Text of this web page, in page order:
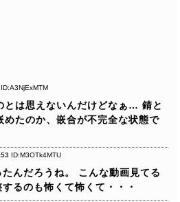
ID:A3NjExMTM
とは思えないんだけどなぁ… 錆と
めたのか、嵌合が不完全な状態で
ID:M3OTk4MTU
んだろうね。
こんな動画見てる
るのも怖くて怖くて・・・